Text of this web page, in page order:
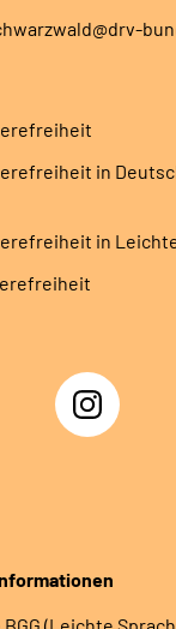
in
in
Instagram